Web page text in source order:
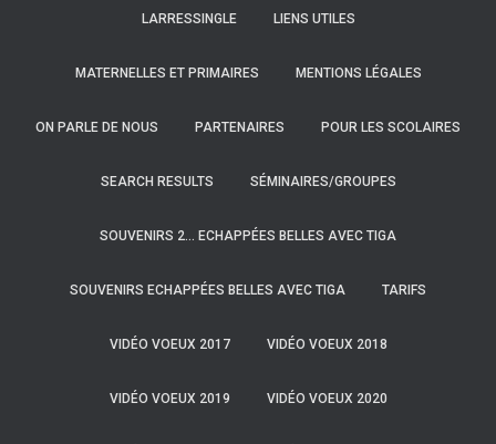
LARRESSINGLE LIENS UTILES
MATERNELLES ET PRIMAIRES MENTIONS LÉGALES
ON PARLE DE NOUS PARTENAIRES POUR LES SCOLAIRES
SEARCH RESULTS SÉMINAIRES/GROUPES
SOUVENIRS 2… ECHAPPÉES BELLES AVEC TIGA
SOUVENIRS ECHAPPÉES BELLES AVEC TIGA TARIFS
VIDÉO VOEUX 2017 VIDÉO VOEUX 2018
VIDÉO VOEUX 2019 VIDÉO VOEUX 2020